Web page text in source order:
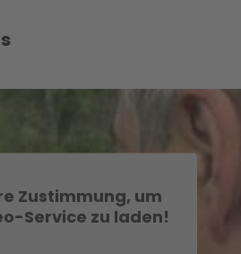
Zustimmung, um
Service zu laden!